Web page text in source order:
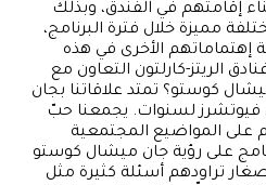
إقامتهم في الفندق، وبذلك
مميزة خلال فترة البرنامج،
إهتماماتهم الأخرى في هذه
فنادق الريتز-كارلتون التعاون مع
كوستو؟ تمتد علاقاتنا بجان
لسنوات. يجمعنا حبّ
على المواضيع المجتمعية
على رؤية جان ميشال كوستو
تراودهم أسئلة كثيرة مثل